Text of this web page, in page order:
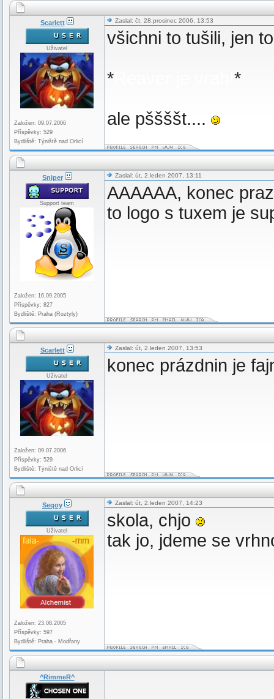
Scarlett
Uživatel
Založen: 09.07.2006
Příspěvky: 529
Bydliště: Týniště nad Orlicí
Zaslal: čt, 28.prosinec 2006, 13:53
všichni to tušili, jen
* *
ale pššššt....
Sniper
Support team
Založen: 16.09.2005
Příspěvky: 827
Bydliště: Praha (Roztyly)
Zaslal: út, 2.leden 2007, 13:11
AAAAAA, konec
to logo s tuxem je
Scarlett
Uživatel
Založen: 09.07.2006
Příspěvky: 529
Bydliště: Týniště nad Orlicí
Zaslal: út, 2.leden 2007, 13:53
konec prázdnin je
Seqoy
Uživatel
Založen: 23.08.2005
Příspěvky: 597
Bydliště: Praha - Modřany
Zaslal: út, 2.leden 2007, 14:23
skola, chjo
tak jo, jdeme se
^RimmeR^